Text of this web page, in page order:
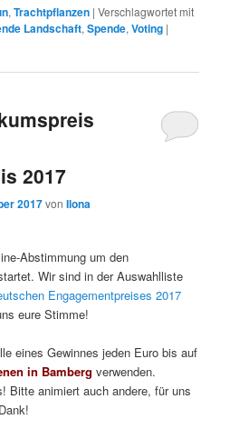
,Trachtpflanzen |Verschlagwortet mit
Landschaft,Spende,Voting |
2017
2017vonIlona
Abstimmung um den
Wir sind in der Auswahlliste
Engagementpreises 2017
eure Stimme!
eines Gewinnes jeden Euro bis auf
in Bamberg verwenden.
Bitte animiert auch andere, für uns